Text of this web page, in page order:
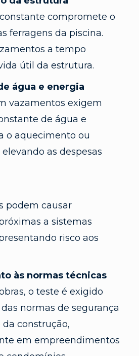
compromete o
ferragens da piscina.
a tempo
útil da estrutura.
água e energia
vazamentos exigem
de água e
o aquecimento ou
as despesas
podem causar
a sistemas
risco aos
às normas técnicas
o teste é exigido
normas de segurança
construção,
em empreendimentos